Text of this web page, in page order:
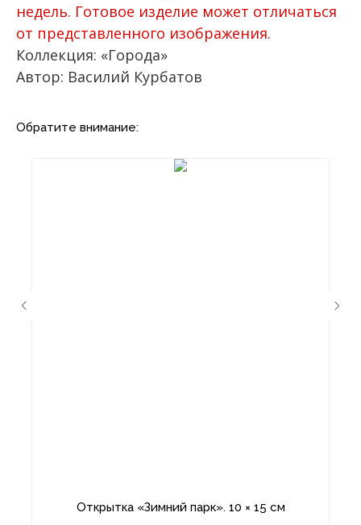
недель. Готовое изделие может отличаться
от представленного изображения.
Коллекция: «Города»
Автор: Василий Курбатов
Обратите внимание:
Открытка «Зимний парк». 10 × 15 см